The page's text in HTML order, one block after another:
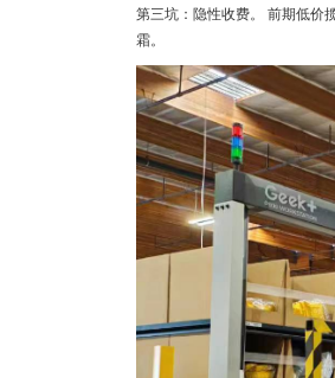
第三坑：隐性收费。 前期低价
霜。